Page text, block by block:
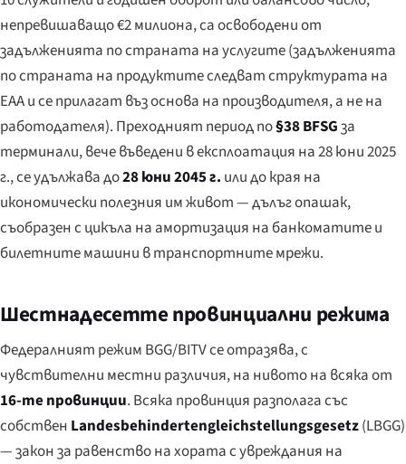
непревишаващо €2 милиона, са освободени от
задълженията по страната на услугите (задълженията
по страната на продуктите следват структурата на
EAA и се прилагат въз основа на производителя, а не на
работодателя). Преходният период по§38 BFSGза
терминали, вече въведени в експлоатация на 28 юни 2025
г., се удължава до28 юни 2045 г. или до края на
икономически полезния им живот — дълъг опашак,
съобразен с цикъла на амортизация на банкоматите и
билетните машини в транспортните мрежи.
Шестнадесетте провинциални режима
Федералният режим BGG/BITV се отразява, с
чувствителни местни различия, на нивото на всяка от
16-те провинции. Всяка провинция разполага със
собствен Landesbehindertengleichstellungsgesetz(LBGG)
— закон за равенство на хората с увреждания на